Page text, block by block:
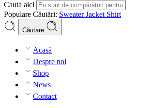
Cauta aici
Populare Căutări: SweaterJacket Shirt
Căutare
Acasă
Despre noi
Shop
News
Contact